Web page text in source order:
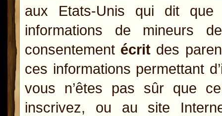
aux Etats-Unis qui dit que
informations de mineurs
consentement écrit des
ces informations permettant
vous n’êtes pas sûr que
inscrivez, ou au site